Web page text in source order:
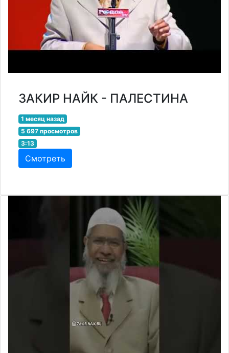
ЗАКИР НАЙК - ПАЛЕСТИНА
1 месяц назад
5 697 просмотров
3:13
Смотреть